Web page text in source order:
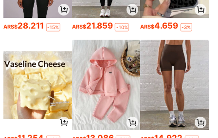
ARS$28.211 -15% ARS$21.859 -10% ARS$4.659 -3%